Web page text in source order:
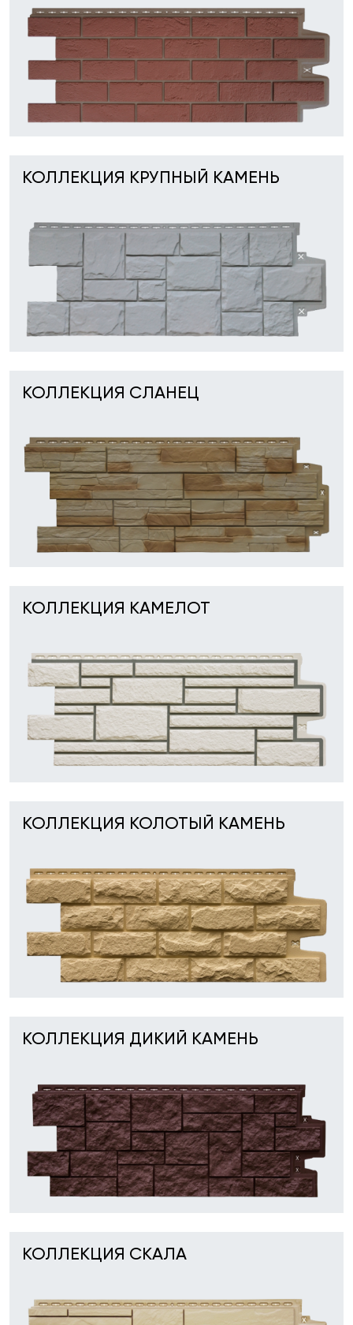
КОЛЛЕКЦИЯ КРУПНЫЙ КАМЕНЬ
КОЛЛЕКЦИЯ СЛАНЕЦ
КОЛЛЕКЦИЯ КАМЕЛОТ
КОЛЛЕКЦИЯ КОЛОТЫЙ КАМЕНЬ
КОЛЛЕКЦИЯ ДИКИЙ КАМЕНЬ
КОЛЛЕКЦИЯ СКАЛА